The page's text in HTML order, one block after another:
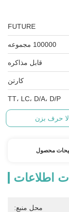
FUTURE
100000 مجموعه
قابل مذاکره
کارتن
TT، LC، D/A، D/P
حرف بزن
محصول
اطلاعات
محل منبع: